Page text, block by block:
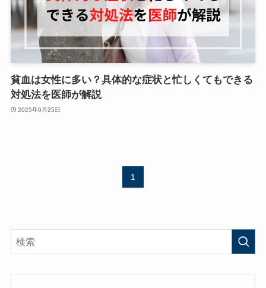
貧血は女性に多い？具体的な症状と忙しくてもできる
対処法を医師が解説
2025年6月25日
1